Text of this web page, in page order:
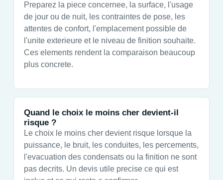
Preparez la piece concernee, la surface, l'usage
de jour ou de nuit, les contraintes de pose, les
attentes de confort, l'emplacement possible de
l'unite exterieure et le niveau de finition souhaite.
Ces elements rendent la comparaison beaucoup
plus concrete.
Quand le choix le moins cher devient-il
risque ?
Le choix le moins cher devient risque lorsque la
puissance, le bruit, les conduites, les percements,
l'evacuation des condensats ou la finition ne sont
pas decrits. Un devis utile precise ce qui est